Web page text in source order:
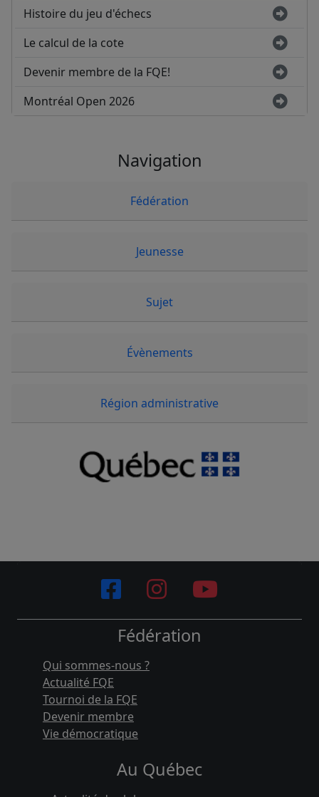
Histoire du jeu d'échecs
Le calcul de la cote
Devenir membre de la FQE!
Montréal Open 2026
Navigation
Fédération
Jeunesse
Sujet
Évènements
Région administrative
Fédération
Qui sommes-nous ?
Actualité FQE
Tournoi de la FQE
Devenir membre
Vie démocratique
Au Québec